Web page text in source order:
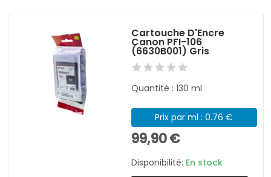
Cartouche D'Encre
Canon PFI-106
(6630B001) Gris
Quantité : 130 ml
Prix par ml : 0.76 €
99,90 €
Disponibilité: En stock